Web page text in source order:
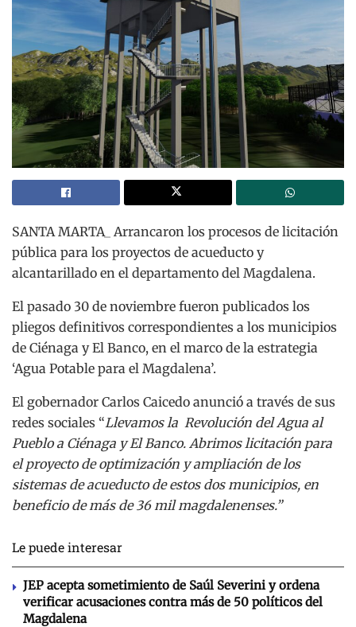
SANTA MARTA_ Arrancaron los procesos de licitación
pública para los proyectos de acueducto y
alcantarillado en el departamento del Magdalena.
El pasado 30 de noviembre fueron publicados los
pliegos definitivos correspondientes a los municipios
de Ciénaga y El Banco, en el marco de la estrategia
‘Agua Potable para el Magdalena’.
El gobernador Carlos Caicedo anunció a través de sus
redes sociales “Llevamos la Revolución del Agua al
Pueblo a Ciénaga y El Banco. Abrimos licitación para
el proyecto de optimización y ampliación de los
sistemas de acueducto de estos dos municipios, en
beneficio de más de 36 mil magdalenenses.”
Le puede interesar
JEP acepta sometimiento de Saúl Severini y ordena
verificar acusaciones contra más de 50 políticos del
Magdalena